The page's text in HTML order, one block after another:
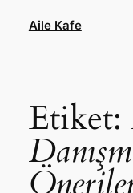
Aile Kafe
Etiket: